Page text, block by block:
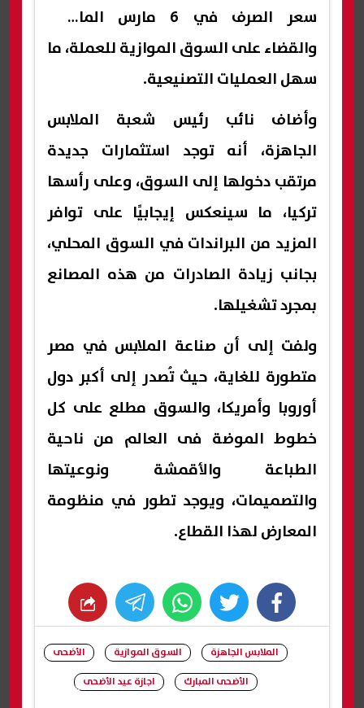
سعر الصرف في 6 مارس الماضي،
والقضاء على السوق الموازية للعملة، ما
سهل العمليات التصنيعية.
وأضاف نائب رئيس شعبة الملابس
الجاهزة، أنه توجد استثمارات جديدة
مرتقب دخولها إلى السوق، وعلى رأسها
تركيا، ما سينعكس إيجابيًا على توافر
المزيد من البراندات في السوق المحلي،
بجانب زيادة الصادرات من هذه المصانع
بمجرد تشغيلها.
ولفت إلى أن صناعة الملابس في مصر
متطورة للغاية، حيث تُصدر إلى أكبر دول
أوروبا وأمريكا، والسوق مطلع على كل
خطوط الموضة فى العالم من ناحية
الطباعة والأقمشة ونوعيتها
والتصميمات، ويوجد تطور في منظومة
المعارض لهذا القطاع.
facebook
twitter
whats
شارك
الملابس الجاهزة السوق الموازية
الأضحى
الأضحى المبارك
اجازة عيد الأضحى